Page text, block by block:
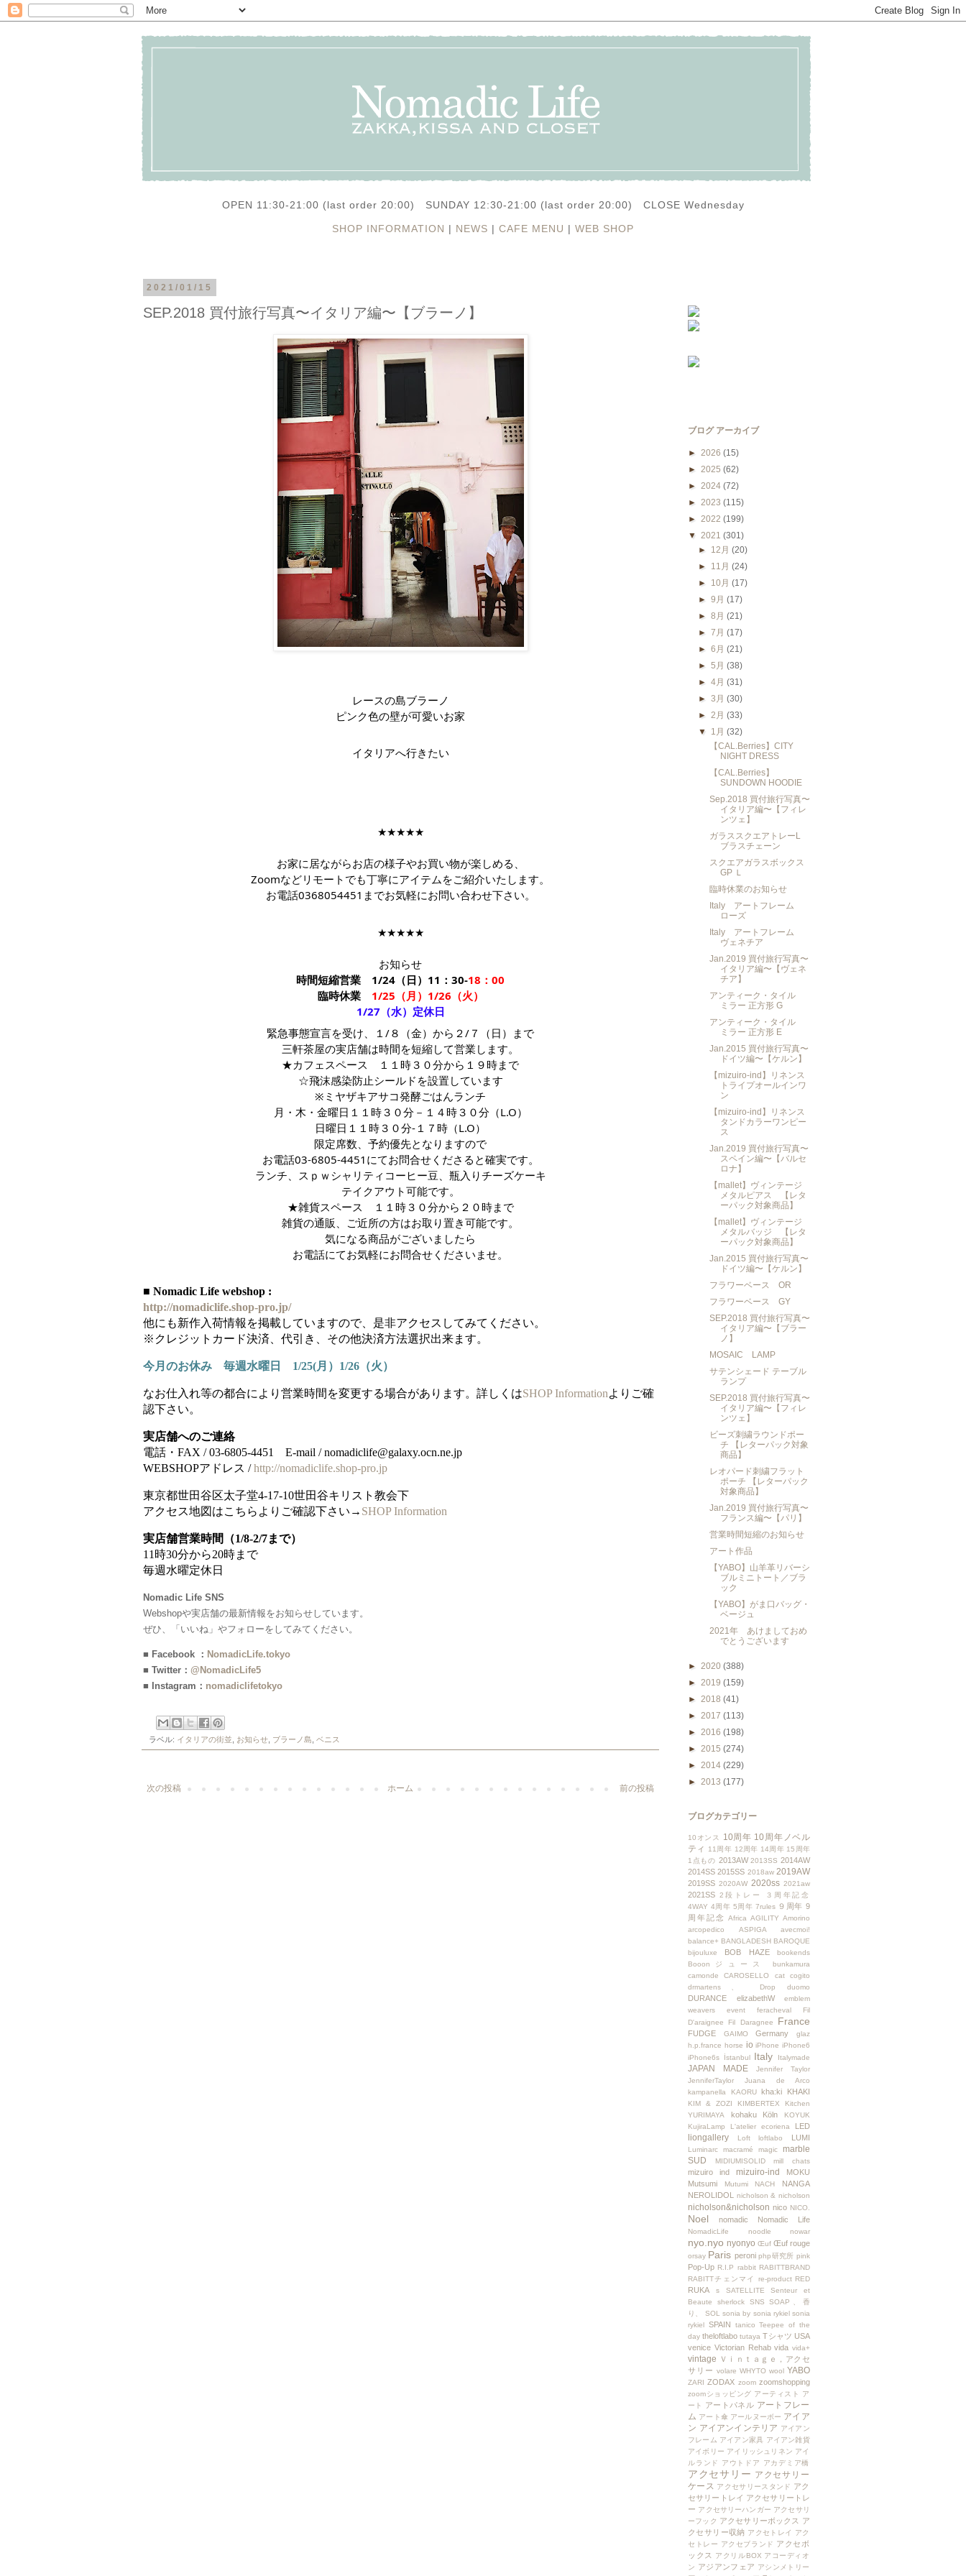
OPEN 11:30-21:00 (last order 20:00) SUNDAY 12:30-21:00 (last order 20:00) CLOSE Wednesday
SHOP INFORMATION | NEWS | CAFE MENU | WEB SHOP
2021/01/15
SEP.2018 買付旅行写真〜イタリア編〜【ブラーノ】
レースの島ブラーノ
ピンク色の壁が可愛いお家
イタリアへ行きたい
★★★★★
お家に居ながらお店の様子やお買い物が楽しめる、
Zoomなどリモートでも丁寧にアイテムをご紹介いたします。
お電話0368054451までお気軽にお問い合わせ下さい。
★★★★★
お知らせ
時間短縮営業
1/24（日）11：30-18：00
臨時休業
1/25（月）1/26（火）
1/27（水）定休日
緊急事態宣言を受け、１/８（金）から２/７（日）まで
三軒茶屋の実店舗は時間を短縮して営業します。
★カフェスペース　１１時３０分から１９時まで
☆飛沫感染防止シールドを設置しています
※ミヤザキアサコ発酵ごはんランチ
月・木・金曜日１１時３０分－１４時３０分（L.O）
日曜日１１時３０分-１７時 （L.O）
限定席数、予約優先となりますので
お電話03-6805-4451にてお問合せくださると確実です。
ランチ、スｐｗシャリティコーヒー豆、瓶入りチーズケーキ
テイクアウト可能です。
★雑貨スペース　１１時３０分から２０時まで
雑貨の通販、ご近所の方はお取り置き可能です。
気になる商品がございましたら
お電話にてお気軽にお問合せくださいませ。
■ Nomadic Life webshop :
http://nomadiclife.shop-pro.jp/
他にも新作入荷情報を掲載していますので、是非アクセスしてみてください。
※クレジットカード決済、代引き、その他決済方法選択出来ます。
今月のお休み 毎週水曜日 1/25(月）1/26（火）
なお仕入れ等の都合により営業時間を変更する場合があります。詳しくはSHOP Informationよりご確
認下さい。
実店舗へのご連絡
電話・FAX / 03-6805-4451 E-mail / nomadiclife@galaxy.ocn.ne.jp
WEBSHOPアドレス /http://nomadiclife.shop-pro.jp
東京都世田谷区太子堂4-17-10世田谷キリスト教会下
アクセス地図はこちらよりご確認下さい→ SHOP Information
実店舗営業時間（1/8-2/7まで）
11時30分から20時まで
毎週水曜定休日
Nomadic Life SNS
Webshopや実店舗の最新情報をお知らせしています。
ぜひ、「いいね」やフォローをしてみてください。
■ Facebook ： NomadicLife.tokyo
■ Twitter： @NomadicLife5
■ Instagram： nomadiclifetokyo
ラベル: イタリアの街並 お知らせ ブラーノ島 ベニス
次の投稿 前の投稿
ホーム
ブログ アーカイブ
► 2026 (15)
► 2025 (62)
► 2024 (72)
► 2023 (115)
► 2022 (199)
▼ 2021 (301)
► 12月(20)
► 11月(24)
► 10月(17)
►9月(17)
►8月(21)
►7月(17)
►6月(21)
►5月(38)
►4月(31)
►3月(30)
►2月(33)
▼ 1月(32)
【CAL.Berries】CITY
NIGHT DRESS
【CAL.Berries】
SUNDOWN HOODIE
Sep.2018 買付旅行写真〜
イタリア編〜【フィレ
ンツェ】
ガラススクエアトレーL
ブラスチェーン
スクエアガラスボックス
GP Ｌ
臨時休業のお知らせ
Italy アートフレーム
ローズ
Italy アートフレーム
ヴェネチア
Jan.2019 買付旅行写真〜
イタリア編〜【ヴェネ
チア】
アンティーク・タイル
ミラー 正方形 G
アンティーク・タイル
ミラー 正方形 E
Jan.2015 買付旅行写真〜
ドイツ編〜【ケルン】
【mizuiro-ind】リネンス
トライプオールインワ
ン
【mizuiro-ind】リネンス
タンドカラーワンピー
ス
Jan.2019 買付旅行写真〜
スペイン編〜【バルセ
ロナ】
【mallet】ヴィンテージ
メタルピアス 【レタ
ーパック対象商品】
【mallet】ヴィンテージ
メタルバッジ 【レタ
ーパック対象商品】
Jan.2015 買付旅行写真〜
ドイツ編〜【ケルン】
フラワーベース OR
フラワーベース GY
SEP.2018 買付旅行写真〜
イタリア編〜【ブラー
ノ】
MOSAIC LAMP
サテンシェード テーブル
ランプ
SEP.2018 買付旅行写真〜
イタリア編〜【フィレ
ンツェ】
ビーズ刺繍ラウンドポー
チ 【レターパック対象
商品】
レオパード刺繍フラット
ポーチ 【レターパック
対象商品】
Jan.2019 買付旅行写真〜
フランス編〜【パリ】
営業時間短縮のお知らせ
アート作品
【YABO】山羊革リバーシ
ブルミニトート／ブラ
ック
【YABO】がま口バッグ・
ベージュ
2021年 あけましておめ
でとうございます
► 2020 (388)
► 2019 (159)
► 2018 (41)
► 2017 (113)
► 2016 (198)
► 2015 (274)
► 2014 (229)
► 2013 (177)
ブログカテゴリー
10オンス 10周年 10周年ノベル
ティ
11周年 12周年 14周年 15周年
1点もの 2013AW 2013SS 2014AW
2014SS 2015SS 2018aw 2019AW
2019SS 2020AW 2020ss 2021aw
2021SS 2段トレー
３周年記念
4WAY 4周年 5周年 7rules ９周年 9
周年記念
Africa AGILITY Amorino
arcopedico
ASPIGA
avecmoi!
balance+ BANGLADESH BAROQUE
bijouluxe
BOB HAZE
bookends
Booonジュース
bunkamura
camonde
CAROSELLO cat
cogito
drmartens、
Drop duomo
DURANCE elizabethW
emblem
weavers
event feracheval
Fil
D'araignee
Fil Daragnee France
FUDGE GAIMO Germany
glaz
h.p.france horse io iPhone iPhone6
iPhone6s
İstanbul Italy Italymade
JAPAN MADE
Jennifer Taylor
JenniferTaylor
Juana de Arco
kampanella
KAORU kha:ki KHAKI
KIM & ZOZI KIMBERTEX
Kitchen
YURIMAYA
kohaku Köln
KOYUK
KujiraLamp
L'atelier ecoriena LED
liongallery Loft loftlabo LUMI
Luminarc macramé magic
marble
SUD
MIDIUMISOLID mill chats
mizuiro ind mizuiro-ind
MOKU
Mutsumi
Mutumi NACH
NANGA
NEROLIDOL
nicholson & nicholson
nicholson&nicholson nico NICO.
Noel nomadic Nomadic Life
NomadicLife noodle nowar
nyo.nyo nyonyo Œuf Œuf rouge
orsay Paris peroni php研究所 pink
Pop-Up R.I.P rabbit RABITTBRAND
RABITTチェンマイ
re-product RED
RUKA s SATELLITE
Senteur et
Beaute
sherlock SNS
SOAP、香
り、
SOL sonia by sonia rykiel sonia
rykiel SPAIN tanico Teepee of the
day theloftlabo tutaya Tシャツ USA
venice Victorian Rehab vida vida+
vintage Ｖｉｎｔａｇｅ，アクセ
サリー volare WHYTO wool YABO
ZARI ZODAX zoom zoomshopping
zoomショッピング アーティスト
ア
ート
アートパネル アートフレー
ム アート傘 アールヌーボー アイア
ン アイアンインテリア アイアン
フレーム アイアン家具 アイアン雑貨
アイボリー アイリッシュリネン アイ
ルランド
アウトドア アカデミア橋
アクセサリー アクセサリー
ケース アクセサリースタンド アク
セサリートレイ アクセサリートレ
ー アクセサリーハンガー アクセサリ
ーフック アクセサリーボックス ア
クセサリー収納 アクセトレイ
アク
セトレー アクセブランド アクセボ
ックス
アクリルBOX アコーディオ
ン アジアンフェア アシンメトリー